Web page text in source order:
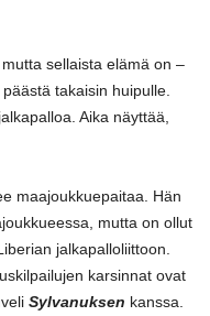
sellaista elämä on –
takaisin huipulle.
Aika näyttää,
maajoukkuepaitaa. Hän
mutta on ollut
jalkapalloliittoon.
karsinnat ovat
Sylvanuksen kanssa.